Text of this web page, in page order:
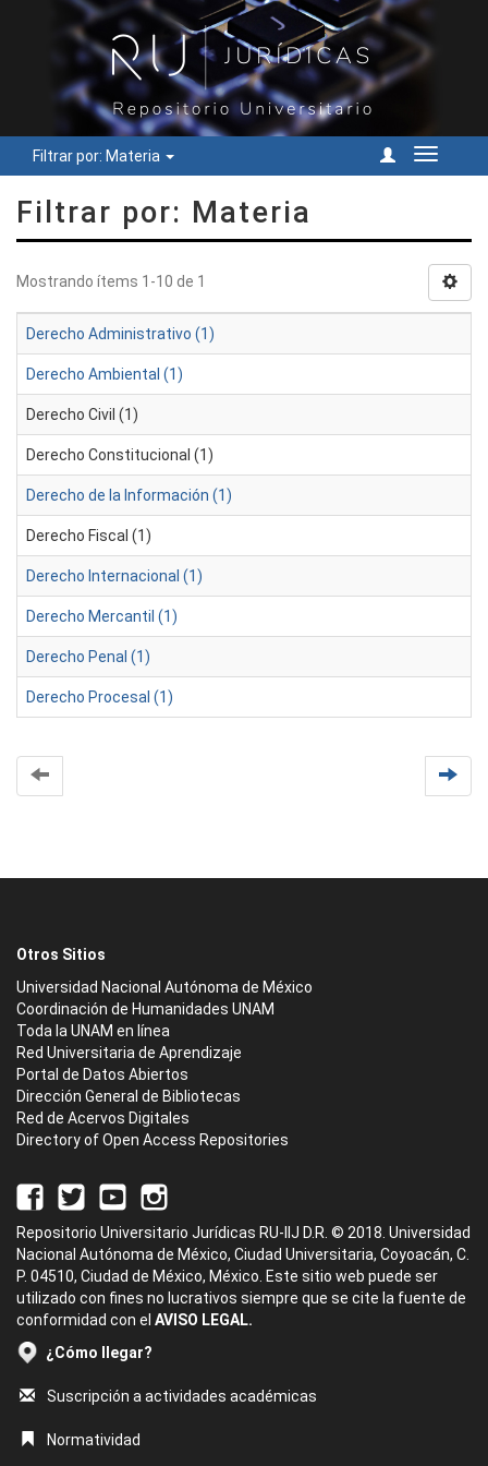
Filtrar por: Materia
Cambiar
Filtrar por: Materia
Mostrando ítems 1-10 de 1
Derecho Administrativo (1)
Derecho Ambiental (1)
Derecho Civil (1)
Derecho Constitucional (1)
Derecho de la Información (1)
Derecho Fiscal (1)
Derecho Internacional (1)
Derecho Mercantil (1)
Derecho Penal (1)
Derecho Procesal (1)
Otros Sitios
Universidad Nacional Autónoma de México
Coordinación de Humanidades UNAM
Toda la UNAM en línea
Red Universitaria de Aprendizaje
Portal de Datos Abiertos
Dirección General de Bibliotecas
Red de Acervos Digitales
Directory of Open Access Repositories
Repositorio Universitario Jurídicas RU-IIJ D.R. © 2018. Universidad
Nacional Autónoma de México, Ciudad Universitaria, Coyoacán, C.
P. 04510, Ciudad de México, México. Este sitio web puede ser
utilizado con fines no lucrativos siempre que se cite la fuente de
conformidad con el AVISO LEGAL.
¿Cómo llegar?
Suscripción a actividades académicas
Normatividad